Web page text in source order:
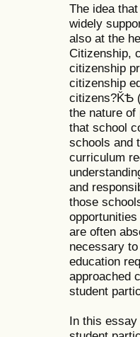
The idea
widely
also at the
Citizenship,
citizenship
citizenship
citizens?ǨѢ
the nature
that school
schools and
curriculum
and
those
are often
necessary
education
approached
student
In this